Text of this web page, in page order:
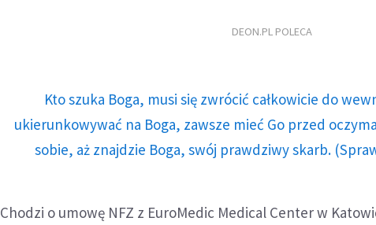
DEON.PL POLECA
Kto szuka Boga, musi się zwrócić całkowicie do
ukierunkowywać na Boga, zawsze mieć Go przed
sobie, aż znajdzie Boga, swój prawdziwy skarb.
Chodzi o umowę NFZ z EuroMedic Medical Center w